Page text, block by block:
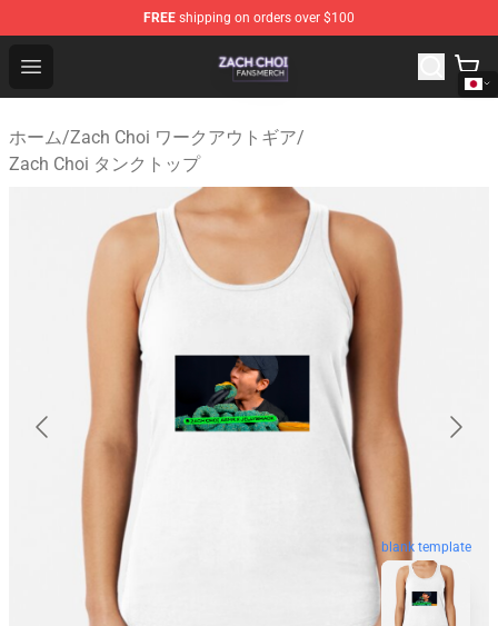
FREE shipping on orders over $100
Open menu
Zach Choi Shop - Official Zach Choi Merchandise Store
ホーム/Zach Choi ワークアウトギア/
Zach Choi タンクトップ
blank template